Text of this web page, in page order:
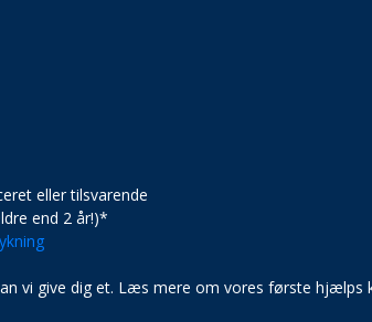
eller tilsvarende
end 2 år!)*
vi give dig et. Læs mere om vores første hjælps